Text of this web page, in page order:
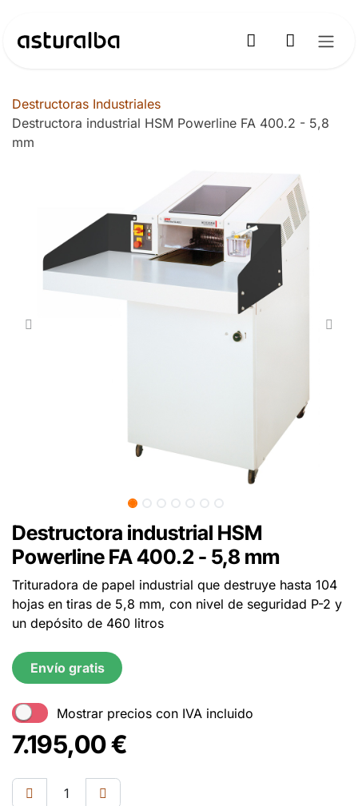
Destructoras Industriales
Destructora industrial HSM Powerline FA 400.2 - 5,8
mm
Destructora industrial HSM
Powerline FA 400.2 - 5,8 mm
Trituradora de papel industrial que destruye hasta 104
hojas en tiras de 5,8 mm, con nivel de seguridad P-2 y
un depósito de 460 litros
Envío gratis
Mostrar precios con IVA incluido
7.195,00€